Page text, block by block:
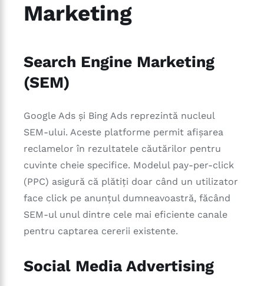
Marketing
Search Engine Marketing
(SEM)
Google Ads și Bing Ads reprezintă nucleul
SEM-ului. Aceste platforme permit afișarea
reclamelor în rezultatele căutărilor pentru
cuvinte cheie specifice. Modelul pay-per-click
(PPC) asigură că plătiți doar când un utilizator
face click pe anunțul dumneavoastră, făcând
SEM-ul unul dintre cele mai eficiente canale
pentru captarea cererii existente.
Social Media Advertising